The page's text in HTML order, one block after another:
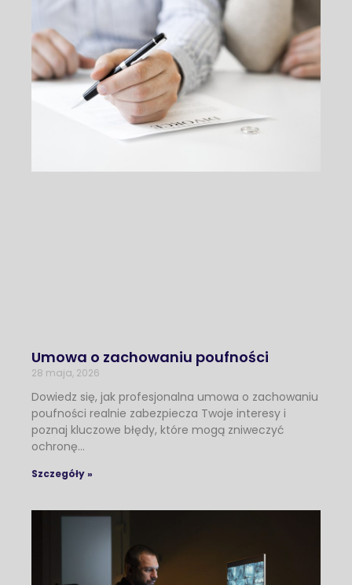
Umowa o zachowaniu poufności
28 maja, 2026
Dowiedz się, jak profesjonalna umowa o zachowaniu
poufności realnie zabezpiecza Twoje interesy i
poznaj kluczowe błędy, które mogą zniweczyć
ochronę…
Szczegóły »